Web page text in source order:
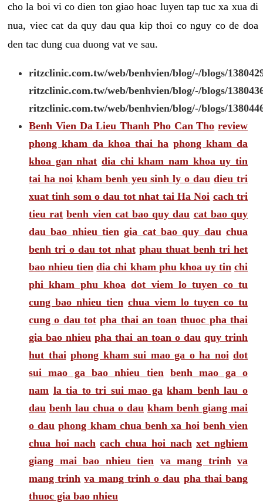
cho la boi vi co dien ton giao hoac luyen tap tuc xa xua di
nua, viec cat da quy dau qua kip thoi co nguy co de doa
den tac dung cua duong vat ve sau.
ritzclinic.com.tw/web/benhvien/blog/-/blogs/
ritzclinic.com.tw/web/benhvien/blog/-/blogs/
ritzclinic.com.tw/web/benhvien/blog/-/blogs/
Benh Vien Da Lieu Thanh Pho Can Tho review
phong kham da khoa thai ha phong kham da
khoa gan nhat dia chi kham nam khoa uy tin
tai ha noi kham benh yeu sinh ly o dau dieu tri
xuat tinh som o dau tot nhat tai Ha Noi cach tri
tieu rat benh vien cat bao quy dau cat bao quy
dau bao nhieu tien gia cat bao quy dau chua
benh tri o dau tot nhat phau thuat benh tri het
bao nhieu tien dia chi kham phu khoa uy tin chi
phi kham phu khoa dot viem lo tuyen co tu
cung bao nhieu tien chua viem lo tuyen co tu
cung o dau tot pha thai an toan thuoc pha thai
gia bao nhieu pha thai an toan o dau quy trinh
hut thai phong kham sui mao ga o ha noi dot
sui mao ga bao nhieu tien benh mao ga o
nam la tia to tri sui mao ga kham benh lau o
dau benh lau chua o dau kham benh giang mai
o dau phong kham chua benh xa hoi benh vien
chua hoi nach cach chua hoi nach xet nghiem
giang mai bao nhieu tien va mang trinh va
mang trinh va mang trinh o dau pha thai bang
thuoc gia bao nhieu